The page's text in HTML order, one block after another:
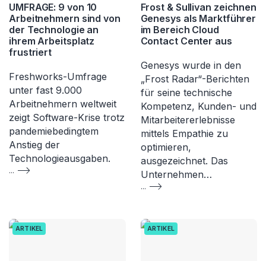
UMFRAGE: 9 von 10
Arbeitnehmern sind von
der Technologie an
ihrem Arbeitsplatz
frustriert
Freshworks-Umfrage
unter fast 9.000
Arbeitnehmern weltweit
zeigt Software-Krise trotz
pandemiebedingtem
Anstieg der
Technologieausgaben.
...
Frost & Sullivan zeichnen
Genesys als Marktführer
im Bereich Cloud
Contact Center aus
Genesys wurde in den
„Frost Radar“-Berichten
für seine technische
Kompetenz, Kunden- und
Mitarbeitererlebnisse
mittels Empathie zu
optimieren,
ausgezeichnet. Das
Unternehmen…
...
ARTIKEL ARTIKEL